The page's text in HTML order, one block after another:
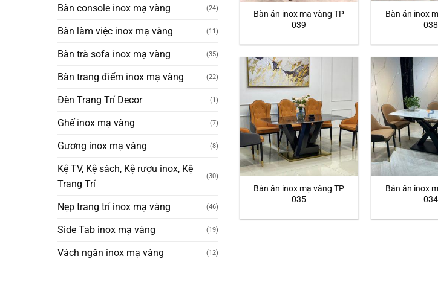
theo
phong
hiện
nay
Bàn console inox mạ vàng (24)
Bàn làm việc inox mạ vàng (11)
Bàn trà sofa inox mạ vàng (35)
Bàn trang điểm inox mạ vàng (22)
Đèn Trang Trí Decor (1)
Ghế inox mạ vàng (7)
Gương inox mạ vàng (8)
Kệ TV, Kệ sách, Kệ rượu inox, Kệ
Trang Trí
(30)
Nẹp trang trí inox mạ vàng (46)
Side Tab inox mạ vàng (19)
Vách ngăn inox mạ vàng (12)
Bàn ăn inox mạ vàng TP
039
Bàn ăn inox
038
Bàn ăn inox mạ vàng TP
035
Bàn ăn inox
034